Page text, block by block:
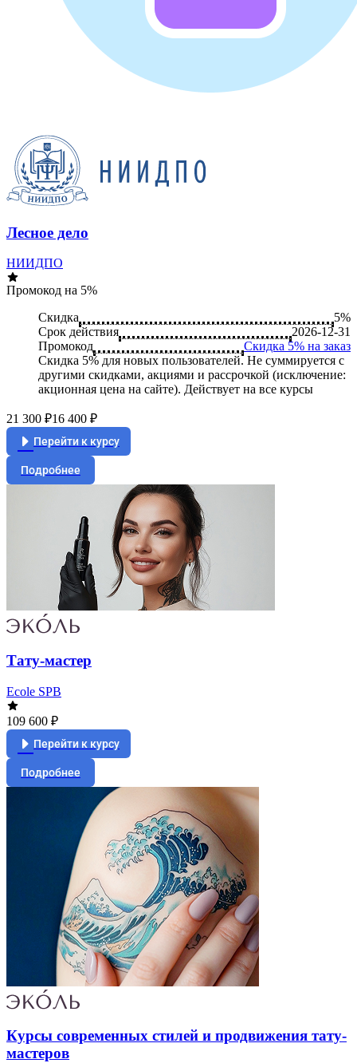
Лесное дело
НИИДПО
Промокод на 5%
Скидка
5%
Срок действия
2026-12-31
Промокод
Скидка 5% на заказ
Скидка 5% для новых пользователей. Не суммируется c
другими скидками, акциями и рассрочкой (исключение:
акционная цена на сайте). Действует на все курсы
21 300 ₽16 400 ₽
Перейти к курсу
Подробнее
Тату-мастер
Ecole SPB
109 600 ₽
Перейти к курсу
Подробнее
Курсы современных стилей и продвижения тату-
мастеров